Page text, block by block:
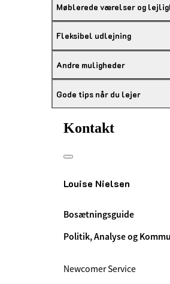
Møblerede værelser og
Fleksibel udlejning
Andre muligheder
Gode tips når du lejer
Kontakt
Louise Nielsen
Bosætningsguide
Politik, Analyse og
Newcomer Service